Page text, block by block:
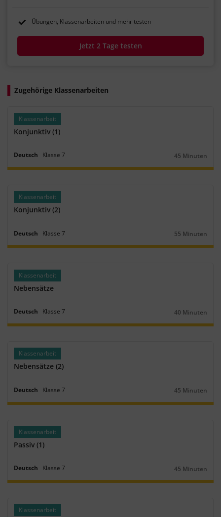
Übungen, Klassenarbeiten und mehr testen
Jetzt 2 Tage testen
Zugehörige Klassenarbeiten
Klassenarbeit
Konjunktiv (1)
Deutsch Klasse 7
Dauer:
45 Minuten
Klassenarbeit
Konjunktiv (2)
Deutsch Klasse 7
Dauer:
55 Minuten
Klassenarbeit
Nebensätze
Deutsch Klasse 7
Dauer:
40 Minuten
Klassenarbeit
Nebensätze (2)
Deutsch Klasse 7
Dauer:
45 Minuten
Klassenarbeit
Passiv (1)
Deutsch Klasse 7
Dauer:
45 Minuten
Klassenarbeit